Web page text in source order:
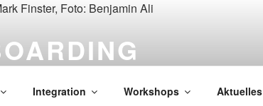
Integration Workshops Aktuelles